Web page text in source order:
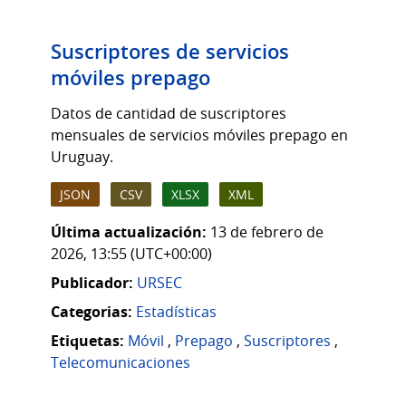
Suscriptores de servicios
móviles prepago
Datos de cantidad de suscriptores
mensuales de servicios móviles prepago en
Uruguay.
JSON CSV XLSX XML
Última actualización: 13 de febrero de
2026, 13:55 (UTC+00:00)
Publicador: URSEC
Categorias: Estadísticas
Etiquetas: Móvil , Prepago , Suscriptores ,
Telecomunicaciones